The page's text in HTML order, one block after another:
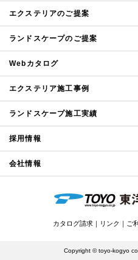
エクステリアのご提案
ランドスケープのご提案
Webカタログ
エクステリア施工事例
ランドスケープ施工実績
採用情報
会社情報
カタログ請求 リンク ご
Copyright © toyo-kogyo